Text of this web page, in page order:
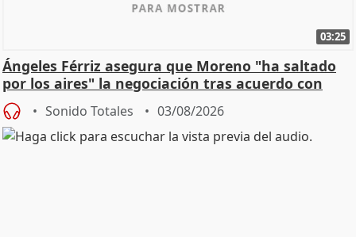
03:25
Ángeles Férriz asegura que Moreno "ha saltado
por los aires" la negociación tras acuerdo con
SMA
Sonido Totales 03/08/2026